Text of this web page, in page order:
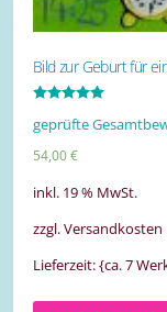
Bild zur Geburt für
5.00
geprüfte
54,00€
inkl. 19 % MwSt.
zzgl. Versandkosten
Lieferzeit: {ca. 7